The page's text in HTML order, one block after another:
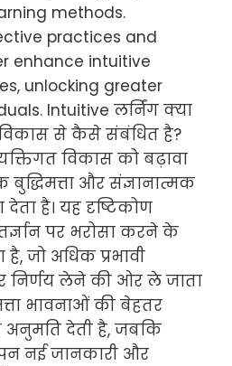
methods.
practices and
enhance intuitive
unlocking greater
Intuitive लर्निंग क्या
से कैसे संबंधित है?
विकास को बढ़ावा
बुद्धिमत्ता और संज्ञानात्मक
है। यह दृष्टिकोण
पर भरोसा करने के
है, जो अधिक प्रभावी
निर्णय लेने की ओर ले जाता
भावनाओं की बेहतर
देती है, जबकि
नई जानकारी और